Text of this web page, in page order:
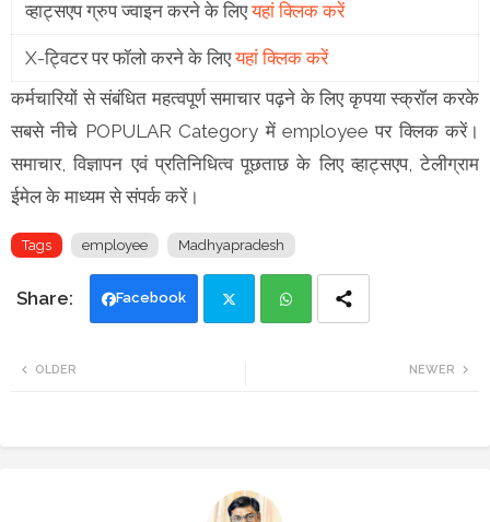
व्हाट्सएप ग्रुप ज्वाइन करने के लिएयहां क्लिक करें
X-ट्विटर पर फॉलो करने के लिएयहां क्लिक करें
कर्मचारियों से संबंधित महत्वपूर्ण समाचार पढ़ने के लिए कृपया स्क्रॉल करके
सबसे नीचे POPULAR Category में employee पर क्लिक करें।
समाचार, विज्ञापन एवं प्रतिनिधित्व पूछताछ के लिए व्हाट्सएप, टेलीग्राम
ईमेल के माध्यम से संपर्क करें।
Tags employee Madhyapradesh
Facebook
NEWER
OLDER